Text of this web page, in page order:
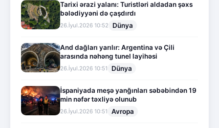
Tarixi ərazi yalanı: Turistləri aldadan şəxs
bələdiyyəni də çaşdırdı
26.İyul.2026 10:52 Dünya
And dağları yarılır: Argentina və Çili
arasında nəhəng tunel layihəsi
26.İyul.2026 10:51 Dünya
İspaniyada meşə yanğınları səbəbindən 19
min nəfər təxliyə olunub
26.İyul.2026 10:51 Avropa